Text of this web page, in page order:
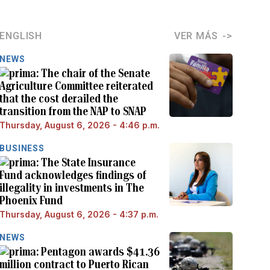
ENGLISH VER MÁS
NEWS
The chair of the Senate
Agriculture Committee reiterated
that the cost derailed the
transition from the NAP to SNAP
Thursday, August 6, 2026 - 4:46 p.m.
BUSINESS
The State Insurance
Fund acknowledges findings of
illegality in investments in The
Phoenix Fund
Thursday, August 6, 2026 - 4:37 p.m.
NEWS
Pentagon awards $41.36
million contract to Puerto Rican